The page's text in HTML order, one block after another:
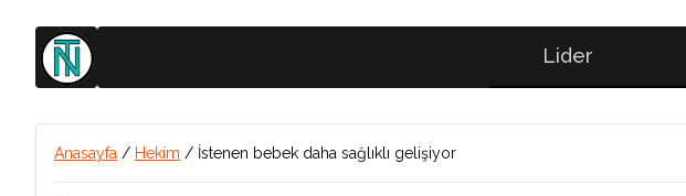
Lider
Anasayfa / Hekim / İstenen bebek daha sağlıklı gelişiyor